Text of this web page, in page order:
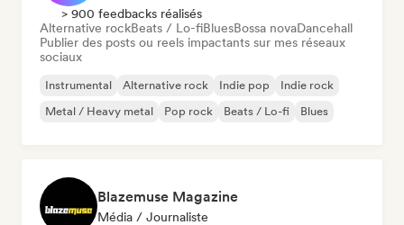
> 900 feedbacks réalisés
Alternative rockBeats / Lo-fiBluesBossa novaDancehall
Publier des posts ou reels impactants sur mes réseaux
sociaux
Instrumental Alternative rock Indie pop
Indie rock
Metal / Heavy metal
Pop rock Beats / Lo-fi Blues
Blazemuse Magazine
Média / Journaliste